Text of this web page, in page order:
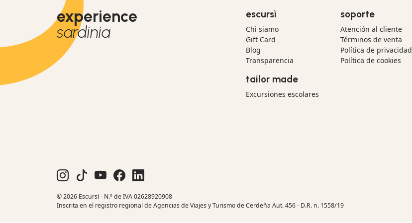
experience
sardinia
escursì
Chi siamo
Gift Card
Blog
Transparencia
tailor made
Excursiones escolares
soporte
Atención al cliente
Términos de venta
Política de privacidad
Política de cookies
© 2026 Escursì - N.º de IVA 02628920908
Inscrita en el registro regional de Agencias de Viajes y Turismo de Cerdeña Aut. 456 - D.R. n. 1558/19